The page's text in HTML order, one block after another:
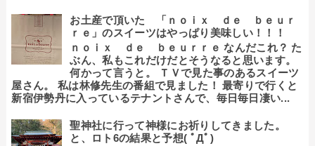
お土産で頂いた 「ｎｏｉｘ ｄｅ ｂｅｕｒ
ｒｅ」のスイーツはやっぱり美味しい！！！
ｎｏｉｘ ｄｅ ｂｅｕｒｒｅ なんだこれ？ た
ぶん、私もこれだけだとそうなると思います。
何かって言うと。 ＴＶで見た事のあるスイーツ
屋さん。 私は林修先生の番組で見ました！ 最寄りで行くと
新宿伊勢丹に入っているテナントさんで、毎日毎日凄い...
聖神社に行って神様にお祈りしてきました。
と、ロト6の結果と予想( ﾟДﾟ)